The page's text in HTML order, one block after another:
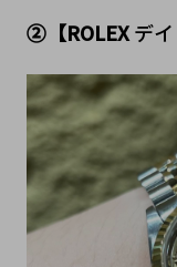
②【ROLEX デイ